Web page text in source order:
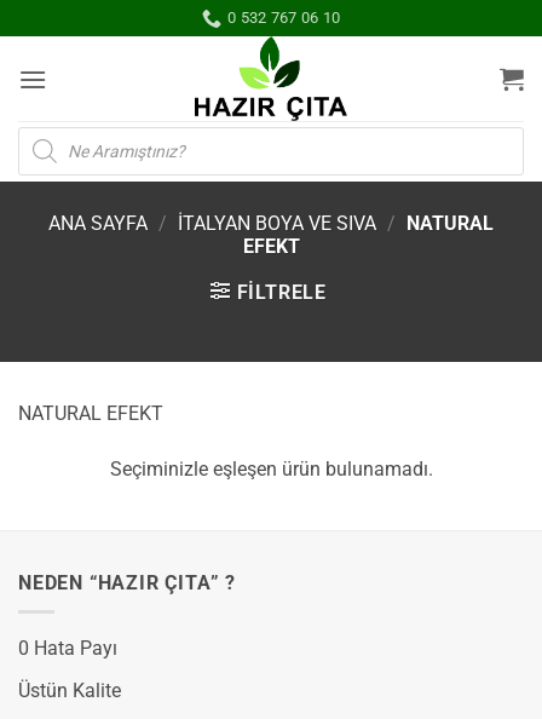
atla
0 532 767 06 10
Products
search
ANA SAYFA / İTALYAN BOYA VE SIVA / NATURAL
EFEKT
FILTRELE
NATURAL EFEKT
Seçiminizle eşleşen ürün bulunamadı.
NEDEN “HAZIR ÇITA” ?
0 Hata Payı
Üstün Kalite